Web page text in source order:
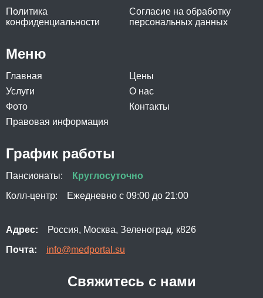
Политика
конфиденциальности
Согласие на обработку
персональных данных
Меню
Главная
Цены
Услуги
О нас
Фото
Контакты
Правовая информация
График работы
Пансионаты:
Круглосуточно
Колл-центр:
Ежедневно с 09:00 до 21:00
Адрес:
Россия, Москва, Зеленоград, к826
Почта:
info@medportal.su
Свяжитесь с нами